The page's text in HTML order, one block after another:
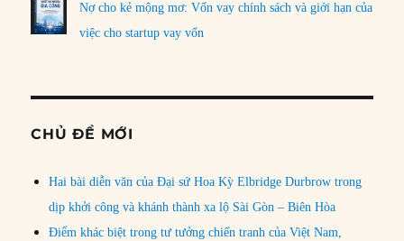
Nợ cho kẻ mộng mơ: Vốn vay chính sách và giới hạn của
việc cho startup vay vốn
CHỦ ĐỀ MỚI
Hai bài diễn văn của Đại sứ Hoa Kỳ Elbridge Durbrow trong
dịp khởi công và khánh thành xa lộ Sài Gòn – Biên Hòa
Điểm khác biệt trong tư tưởng chiến tranh của Việt Nam,